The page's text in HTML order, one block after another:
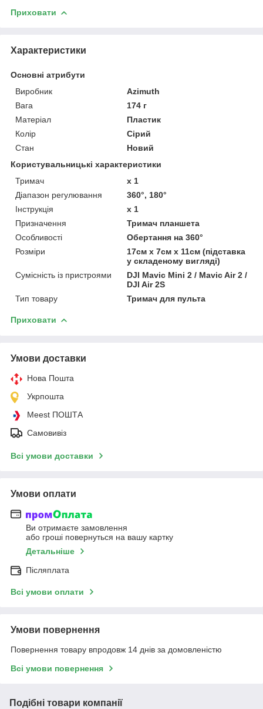
Приховати
Характеристики
Основні атрибути
Виробник
Azimuth
Вага
174 г
Матеріал
Пластик
Колір
Сірий
Стан
Новий
Користувальницькі характеристики
Тримач
x 1
Діапазон регулювання
360°, 180°
Інструкція
x 1
Призначення
Тримач планшета
Особливості
Обертання на 360°
Розміри
17см x 7см x 11см (підставка
у складеному вигляді)
Сумісність із пристроями
DJI Mavic Mini 2 / Mavic Air 2 /
DJI Air 2S
Тип товару
Тримач для пульта
Приховати
Умови доставки
Нова Пошта
Укрпошта
Meest ПОШТА
Самовивіз
Всі умови доставки
Умови оплати
Ви отримаєте замовлення
або гроші повернуться на вашу картку
Детальніше
Післяплата
Всі умови оплати
Умови повернення
Повернення товару впродовж 14 днів за домовленістю
Всі умови повернення
Подібні товари компанії